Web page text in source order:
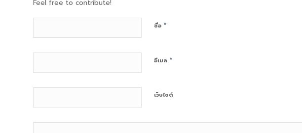
Feel free to contribute!
ชื่อ *
อีเมล *
เว็บไซต์